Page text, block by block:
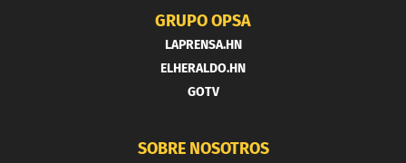
GRUPO OPSA
LAPRENSA.HN
ELHERALDO.HN
GOTV
SOBRE NOSOTROS